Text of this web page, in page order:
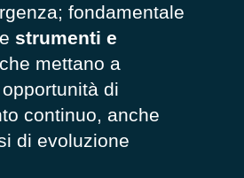
fondamentale
strumenti e
che mettano a
di
continuo, anche
di evoluzione